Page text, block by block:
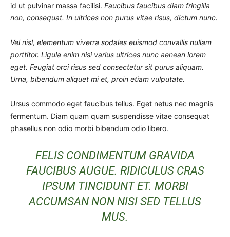
id ut pulvinar massa facilisi. Faucibus faucibus diam fringilla
non, consequat. In ultrices non purus vitae risus, dictum nunc.
Vel nisl, elementum viverra sodales euismod convallis nullam
porttitor. Ligula enim nisi varius ultrices nunc aenean lorem
eget. Feugiat orci risus sed consectetur sit purus aliquam.
Urna, bibendum aliquet mi et, proin etiam vulputate.
Ursus commodo eget faucibus tellus. Eget netus nec magnis
fermentum. Diam quam quam suspendisse vitae consequat
phasellus non odio morbi bibendum odio libero.
FELIS CONDIMENTUM GRAVIDA
FAUCIBUS AUGUE. RIDICULUS CRAS
IPSUM TINCIDUNT ET. MORBI
ACCUMSAN NON NISI SED TELLUS
MUS.